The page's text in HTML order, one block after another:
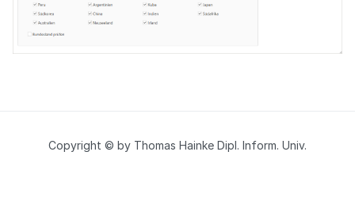
Copyright © by Thomas Hainke Dipl. Inform. Univ.